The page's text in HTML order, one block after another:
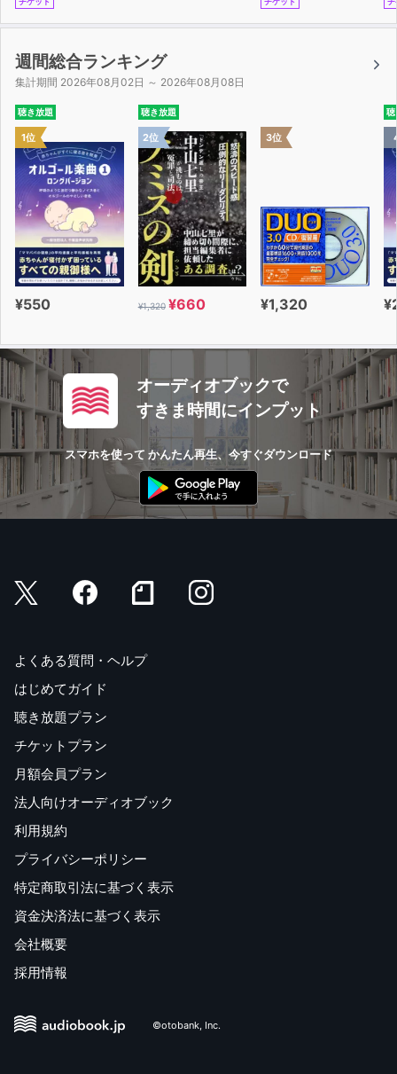
週間総合ランキング
集計期間 2026年08月02日 ～ 2026年08月08日
聴き放題
1位
¥550
聴き放題
2位
¥1,320 ¥660
3位
¥1,320
聴
オーディオブックで
すきま時間にインプット
スマホを使って かんたん再生、今すぐダウンロード
よくある質問・ヘルプ
はじめてガイド
聴き放題プラン
チケットプラン
月額会員プラン
法人向けオーディオブック
利用規約
プライバシーポリシー
特定商取引法に基づく表示
資金決済法に基づく表示
会社概要
採用情報
©otobank, Inc.